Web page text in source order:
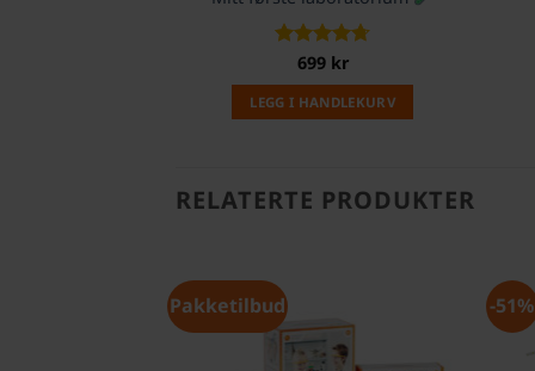
Vurdert
699 kr
LEGG I HANDLEKURV
RELATERTE PRODUKTER
Pakketilbud -51%